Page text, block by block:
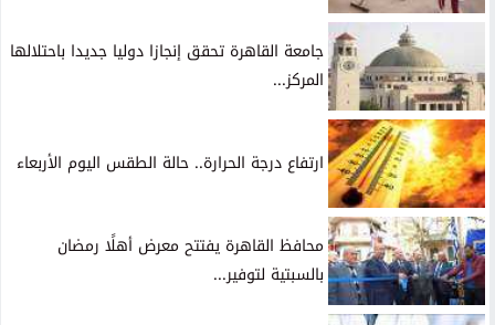
جامعة القاهرة تحقق إنجازا دوليا جديدا باحتلالها
المركز...
ارتفاع درجة الحرارة.. حالة الطقس اليوم الأربعاء
محافظ القاهرة يفتتح معرض أهلًا رمضان
بالسبتية لتوفير...